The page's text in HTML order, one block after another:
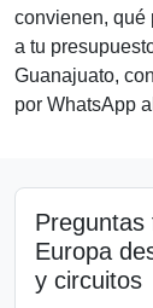
convienen, qué
a tu
Guanajuato,
por WhatsApp
Preguntas
Europa
y circuitos